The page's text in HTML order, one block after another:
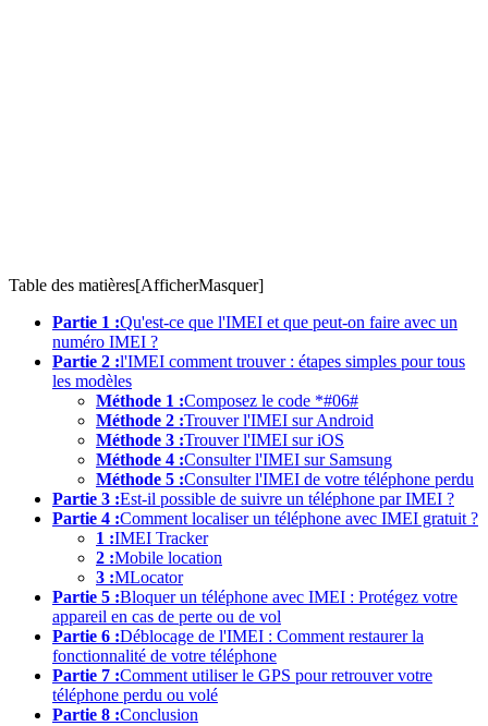
Table des matières[AfficherMasquer]
Partie 1 :Qu'est-ce que l'IMEI et que peut-on faire avec un
numéro IMEI ?
Partie 2 :l'IMEI comment trouver : étapes simples pour tous
les modèles
Méthode 1 :Composez le code *#06#
Méthode 2 :Trouver l'IMEI sur Android
Méthode 3 :Trouver l'IMEI sur iOS
Méthode 4 :Consulter l'IMEI sur Samsung
Méthode 5 :Consulter l'IMEI de votre téléphone perdu
Partie 3 :Est-il possible de suivre un téléphone par IMEI ?
Partie 4 :Comment localiser un téléphone avec IMEI gratuit ?
1 :IMEI Tracker
2 :Mobile location
3 :MLocator
Partie 5 :Bloquer un téléphone avec IMEI : Protégez votre
appareil en cas de perte ou de vol
Partie 6 :Déblocage de l'IMEI : Comment restaurer la
fonctionnalité de votre téléphone
Partie 7 :Comment utiliser le GPS pour retrouver votre
téléphone perdu ou volé
Partie 8 :Conclusion